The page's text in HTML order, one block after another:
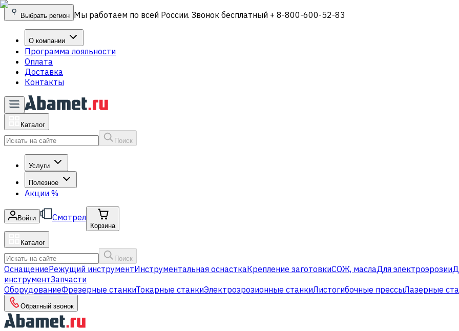
Выбрать регион Мы работаем по всей России. Звонок бесплатный + 8-800-600-52-83
О компании
Программа лояльности
Оплата
Доставка
Контакты
Каталог
Поиск
Услуги
Полезное
Акции %
Войти Смотрел
Корзина
Каталог
Поиск
ОснащениеРежущий инструментИнструментальная оснасткаКрепление заготовкиСОЖ, маслаДля электроэрозии
инструментЗапчасти
ОборудованиеФрезерные станкиТокарные станкиЭлектроэрозионные станкиЛистогибочные прессыЛазерные
Обратный звонок